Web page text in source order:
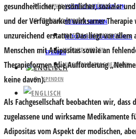
VORTEILE & BEDINGUNGEN
MITGLIED WERDEN
MITGLIEDSBEITRAG BEZAHLEN
SPENDEN
PARTNER UND UNTERSTÜTZER
MITGLIED WERDEN
VORTEILE & BEDINGUNGEN
MITGLIED WERDEN
MITGLIEDSBEITRAG BEZAHLEN
SPENDEN
gesundheitlicher, persönlicher, sozialer
und der Verfügbarkeit wirksamer Therapie
unzureichend erstattet. Das liegt vor allem
Menschen mit Adipositas sowie an
Therapieformen (die Aufforderung
keine davon).
Als Fachgesellschaft beobachten wir, dass
zugelassene und wirksame Medikamente
Adipositas vom Aspekt der modischen,